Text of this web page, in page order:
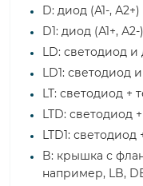
D: диод (А1-, А2+)
D1: диод (А1+, А2-)
LD: светодиод и
LD1: светодиод
LT: светодиод +
LTD: светодиод
LTD1: светодиод
B: крышка с
например, LB,